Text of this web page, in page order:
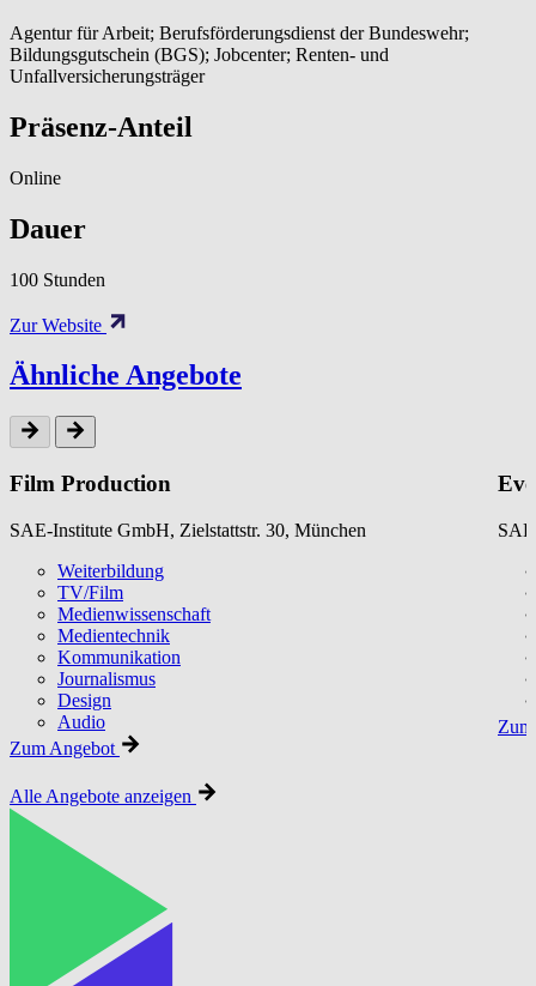
Agentur für Arbeit; Berufsförderungsdienst der Bundeswehr;
Bildungsgutschein (BGS); Jobcenter; Renten- und
Unfallversicherungsträger
Präsenz-Anteil
Online
Dauer
100 Stunden
Zur Website
Ähnliche Angebote
Film Production
SAE-Institute GmbH, Zielstattstr. 30, München
Weiterbildung
TV/Film
Medienwissenschaft
Medientechnik
Kommunikation
Journalismus
Design
Audio
Zum Angebot
Alle Angebote anzeigen